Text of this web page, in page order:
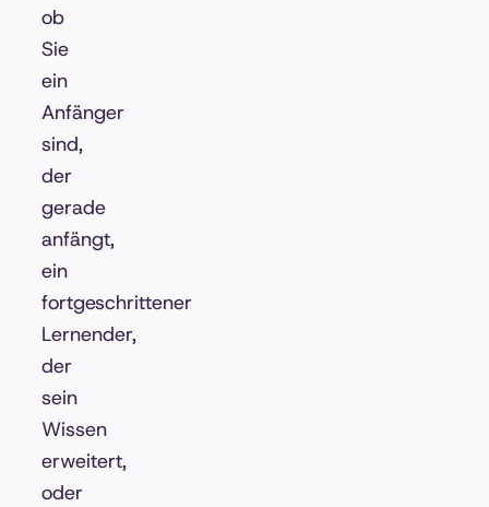
ob
Sie
ein
Anfänger
sind,
der
gerade
anfängt,
ein
fortgeschrittener
Lernender,
der
sein
Wissen
erweitert,
oder